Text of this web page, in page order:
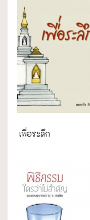
เพื่อระลึก